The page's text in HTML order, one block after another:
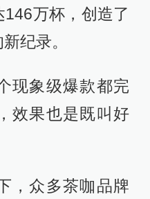
万杯，创造了
纪录。
现象级爆款都完
效果也是既叫好
，众多茶咖品牌